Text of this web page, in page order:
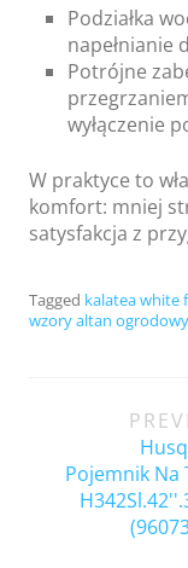
Podziałka
napełnianie
Potrójne
wyłączenie
W praktyce to
komfort: mniej
satysfakcja z
Tagged kalatea white
wzory altan
navigation
Pojemnik Na